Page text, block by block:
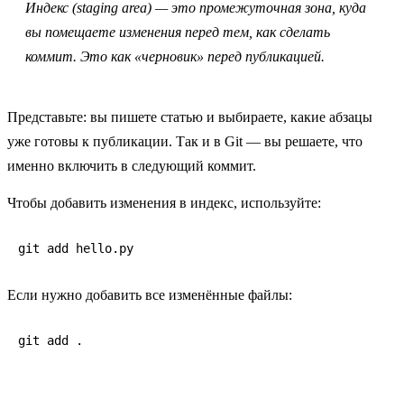
Индекс (staging area) — это промежуточная зона, куда
вы помещаете изменения перед тем, как сделать
коммит. Это как «черновик» перед публикацией.
Представьте: вы пишете статью и выбираете, какие абзацы
уже готовы к публикации. Так и в Git — вы решаете, что
именно включить в следующий коммит.
Чтобы добавить изменения в индекс, используйте:
git add hello.py
Если нужно добавить все изменённые файлы:
git add .